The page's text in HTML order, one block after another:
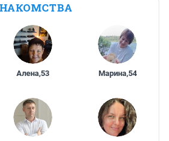
Алена,53 Марина,54